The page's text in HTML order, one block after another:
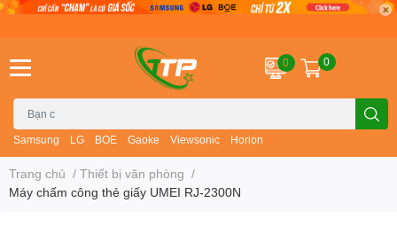
Samsung LG BOE Gaoke Viewsonic Horion
0 0
Trang chủ / Thiết bị văn phòng /
Máy chấm công thẻ giấy UMEI RJ-2300N